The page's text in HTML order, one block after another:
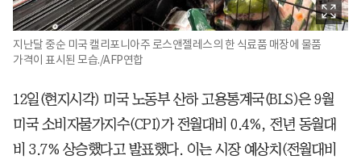
지난달 중순 미국 캘리포니아주 로스앤젤레스의 한 식료품 매장에 물품
가격이 표시된 모습./AFP연합
12일(현지시각) 미국 노동부 산하 고용통계국(BLS)은 9월
미국 소비자물가지수(CPI)가 전월대비 0.4%, 전년 동월대
비 3.7% 상승했다고 발표했다. 이는 시장 예상치(전월대비